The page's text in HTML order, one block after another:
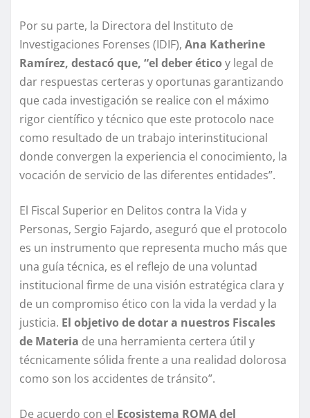
Por su parte, la Directora del Instituto de
Investigaciones Forenses (IDIF), Ana Katherine
Ramírez, destacó que, “el deber ético y legal de
dar respuestas certeras y oportunas garantizando
que cada investigación se realice con el máximo
rigor científico y técnico que este protocolo nace
como resultado de un trabajo interinstitucional
donde convergen la experiencia el conocimiento, la
vocación de servicio de las diferentes entidades”.
El Fiscal Superior en Delitos contra la Vida y
Personas, Sergio Fajardo, aseguró que el protocolo
es un instrumento que representa mucho más que
una guía técnica, es el reflejo de una voluntad
institucional firme de una visión estratégica clara y
de un compromiso ético con la vida la verdad y la
justicia. El objetivo de dotar a nuestros Fiscales
de Materia de una herramienta certera útil y
técnicamente sólida frente a una realidad dolorosa
como son los accidentes de tránsito”.
De acuerdo con el Ecosistema ROMA del